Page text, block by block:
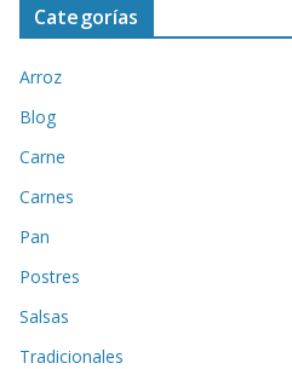
Categorías
Arroz
Blog
Carne
Carnes
Pan
Postres
Salsas
Tradicionales